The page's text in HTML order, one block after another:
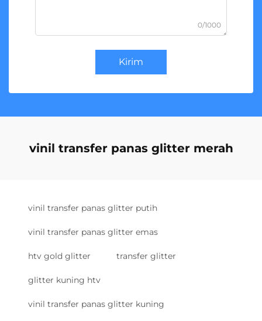
0/1000
Kirim
vinil transfer panas glitter merah
vinil transfer panas glitter putih
vinil transfer panas glitter emas
htv gold glitter transfer glitter
glitter kuning htv
vinil transfer panas glitter kuning